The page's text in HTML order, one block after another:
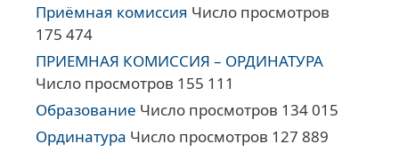
Приёмная комиссия Число просмотров
175 474
ПРИЕМНАЯ КОМИССИЯ – ОРДИНАТУРА
Число просмотров 155 111
Образование Число просмотров 134 015
Ординатура Число просмотров 127 889